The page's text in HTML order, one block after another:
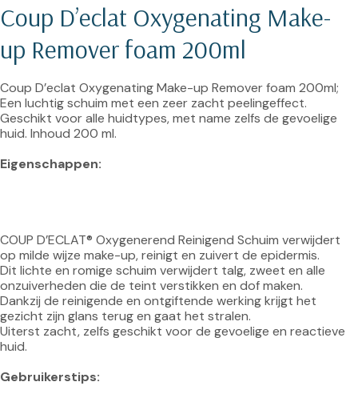
Coup D’eclat Oxygenating Make-
up Remover foam 200ml
Coup D’eclat Oxygenating Make-up Remover foam 200ml;
Een luchtig schuim met een zeer zacht peelingeffect.
Geschikt voor alle huidtypes, met name zelfs de gevoelige
huid. Inhoud 200 ml.
Eigenschappen:
COUP D’ECLAT® Oxygenerend Reinigend Schuim verwijdert
op milde wijze make-up, reinigt en zuivert de epidermis.
Dit lichte en romige schuim verwijdert talg, zweet en alle
onzuiverheden die de teint verstikken en dof maken.
Dankzij de reinigende en ontgiftende werking krijgt het
gezicht zijn glans terug en gaat het stralen.
Uiterst zacht, zelfs geschikt voor de gevoelige en reactieve
huid.
Gebruikerstips: